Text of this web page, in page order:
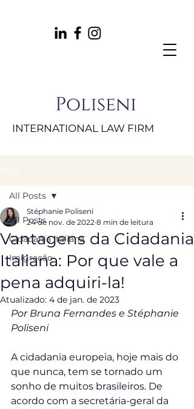
INTERNATIONAL LAW FIRM
All Posts
Cidadania Italiana
Imigração
All Posts
Vantagens da Cidadania
Italiana: Por que vale a
pena adquiri-la!
Stéphanie Poliseni
24 de nov. de 2022 8 min de leitura
Atualizado: 4 de jan. de 2023
Por Bruna Fernandes e Stéphanie
Poliseni
A cidadania europeia, hoje mais do
que nunca, tem se tornado um
sonho de muitos brasileiros. De
acordo com a secretária-geral da